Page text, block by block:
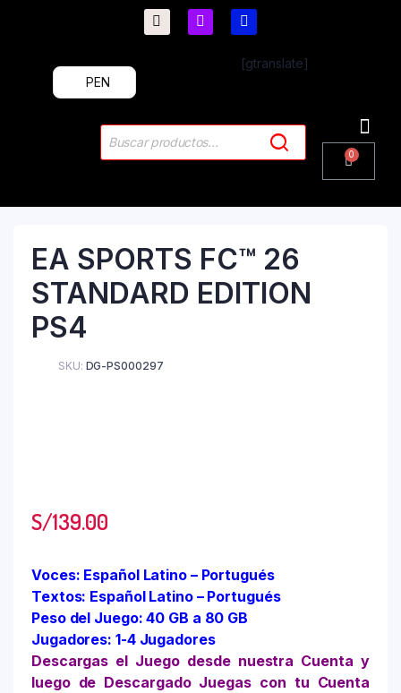
[gtranslate]
PEN
EA SPORTS FC™ 26
STANDARD EDITION
PS4
SKU: DG-PS000297
S/139.00
Voces: Español Latino – Portugués
Textos: Español Latino – Portugués
Peso del Juego: 40 GB a 80 GB
Jugadores: 1-4 Jugadores
Descargas el Juego desde nuestra Cuenta y
luego de Descargado Juegas con tu Cuenta